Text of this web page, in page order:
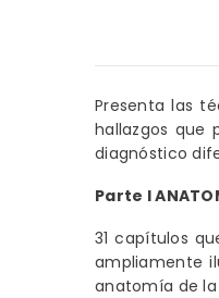
Presenta las
hallazgos que
diagnóstico
Parte I
31 capítulos
ampliamente
anatomía de